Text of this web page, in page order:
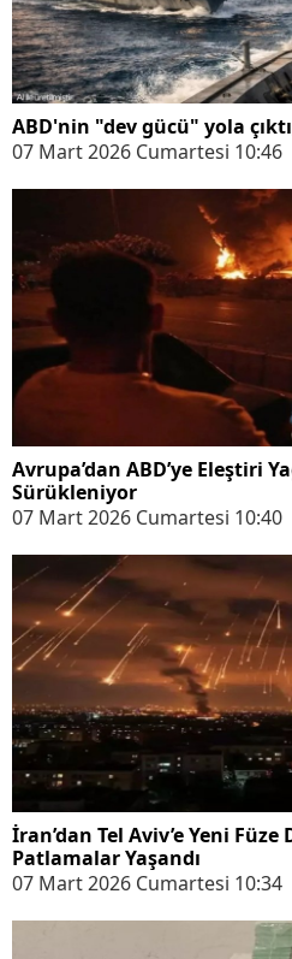
ABD'nin "dev gücü" yola
07 Mart 2026 Cumartesi 10:46
Avrupa’dan ABD’ye Eleştiri
Sürükleniyor
07 Mart 2026 Cumartesi 10:40
İran’dan Tel Aviv’e Yeni Füze
Patlamalar Yaşandı
07 Mart 2026 Cumartesi 10:34